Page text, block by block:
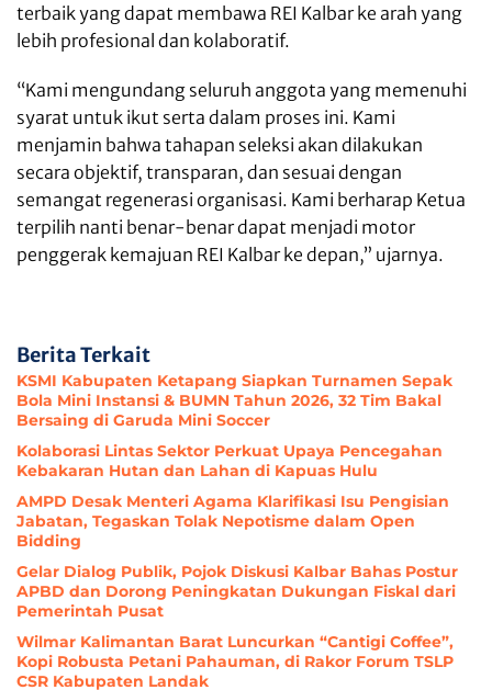
terbaik yang dapat membawa REI Kalbar ke arah yang
lebih profesional dan kolaboratif.
“Kami mengundang seluruh anggota yang memenuhi
syarat untuk ikut serta dalam proses ini. Kami
menjamin bahwa tahapan seleksi akan dilakukan
secara objektif, transparan, dan sesuai dengan
semangat regenerasi organisasi. Kami berharap Ketua
terpilih nanti benar-benar dapat menjadi motor
penggerak kemajuan REI Kalbar ke depan,” ujarnya.
Berita Terkait
KSMI Kabupaten Ketapang Siapkan Turnamen Sepak
Bola Mini Instansi & BUMN Tahun 2026, 32 Tim Bakal
Bersaing di Garuda Mini Soccer
Kolaborasi Lintas Sektor Perkuat Upaya Pencegahan
Kebakaran Hutan dan Lahan di Kapuas Hulu
AMPD Desak Menteri Agama Klarifikasi Isu Pengisian
Jabatan, Tegaskan Tolak Nepotisme dalam Open
Bidding
Gelar Dialog Publik, Pojok Diskusi Kalbar Bahas Postur
APBD dan Dorong Peningkatan Dukungan Fiskal dari
Pemerintah Pusat
Wilmar Kalimantan Barat Luncurkan “Cantigi Coffee”,
Kopi Robusta Petani Pahauman, di Rakor Forum TSLP
CSR Kabupaten Landak